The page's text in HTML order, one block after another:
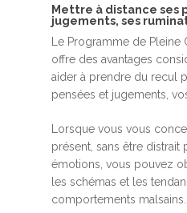
Mettre à distance ses
jugements, ses
Le Programme de Pleine
offre des avantages
aider à prendre du recul
pensées et jugements,
Lorsque vous vous
présent, sans être distrait
émotions, vous pouvez
les schémas et les
comportements malsains.